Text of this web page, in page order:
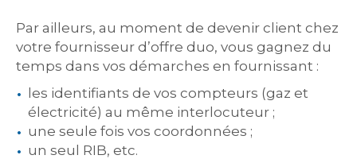
Par ailleurs, au moment de devenir client chez
votre fournisseur d’offre duo, vous gagnez du
temps dans vos démarches en fournissant :
les identifiants de vos compteurs (gaz et
électricité) au même interlocuteur ;
une seule fois vos coordonnées ;
un seul RIB, etc.